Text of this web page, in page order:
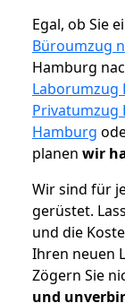
Egal, ob Sie
Büroumzug
Hamburg
Laborumzug
Privatumzug
Hamburg
planen wir
Wir sind für
gerüstet.
und die
Ihren neuen
Zögern Sie
und